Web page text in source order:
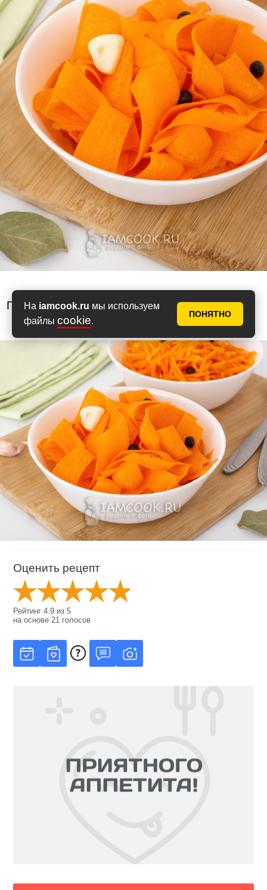
На iamcook.ru мы используем
файлы cookie.
ПОНЯТНО
Приятного аппетита!
Оценить рецепт
Рейтинг4.9 из5
на основе21 голосов